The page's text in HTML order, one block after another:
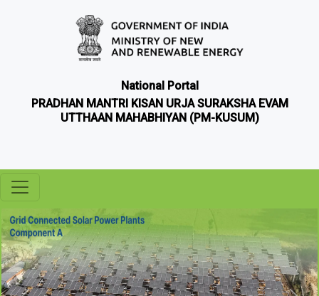
National Portal
PRADHAN MANTRI KISAN URJA SURAKSHA EVAM
UTTHAAN MAHABHIYAN (PM-KUSUM)
Slide 5 of 11